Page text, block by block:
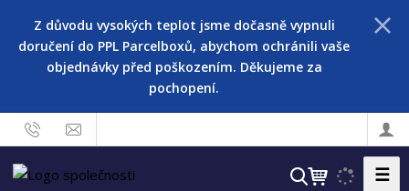
Z důvodu vysokých teplot jsme dočasně vypnuli
doručení do PPL Parcelboxů, abychom ochránili vaše
objednávky před poškozením. Děkujeme za
pochopení.
V
☰